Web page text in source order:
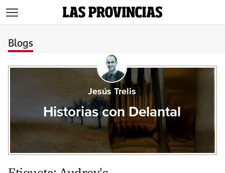
Blogs
Jesús Trelis
Historias con Delantal